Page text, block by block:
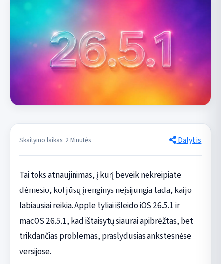
Skaitymo laikas: 2 Minutės Dalytis
Tai toks atnaujinimas, į kurį beveik nekreipiate
dėmesio, kol jūsų įrenginys neįsijungia tada, kai jo
labiausiai reikia. Apple tyliai išleido iOS 26.5.1 ir
macOS 26.5.1, kad ištaisytų siaurai apibrėžtas, bet
trikdančias problemas, praslydusias ankstesnėse
versijose.